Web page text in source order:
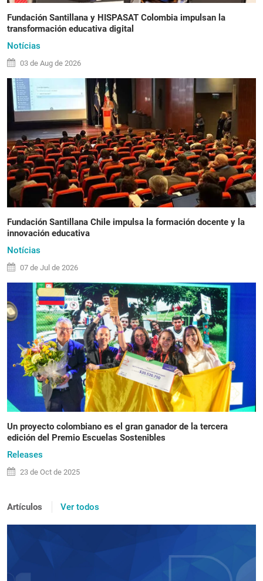
Fundación Santillana y HISPASAT Colombia impulsan la
transformación educativa digital
Notícias
03 de Aug de 2026
Fundación Santillana Chile impulsa la formación docente y la
innovación educativa
Notícias
07 de Jul de 2026
Un proyecto colombiano es el gran ganador de la tercera
edición del Premio Escuelas Sostenibles
Releases
23 de Oct de 2025
Artículos Ver todos